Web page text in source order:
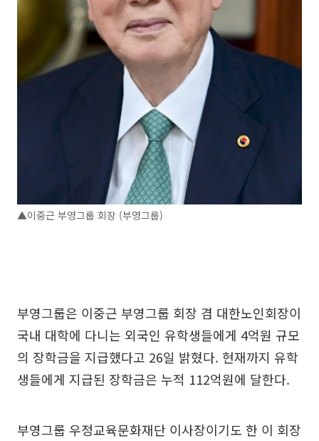
▲이중근 부영그룹 회장 (부영그룹)
부영그룹은 이중근 부영그룹 회장 겸 대한노인회장이
국내 대학에 다니는 외국인 유학생들에게 4억원 규모
의 장학금을 지급했다고 26일 밝혔다. 현재까지 유학
생들에게 지급된 장학금은 누적 112억원에 달한다.
부영그룹 우정교육문화재단 이사장이기도 한 이 회장